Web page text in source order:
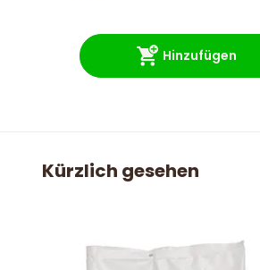
Hinzufügen
Kürzlich gesehen